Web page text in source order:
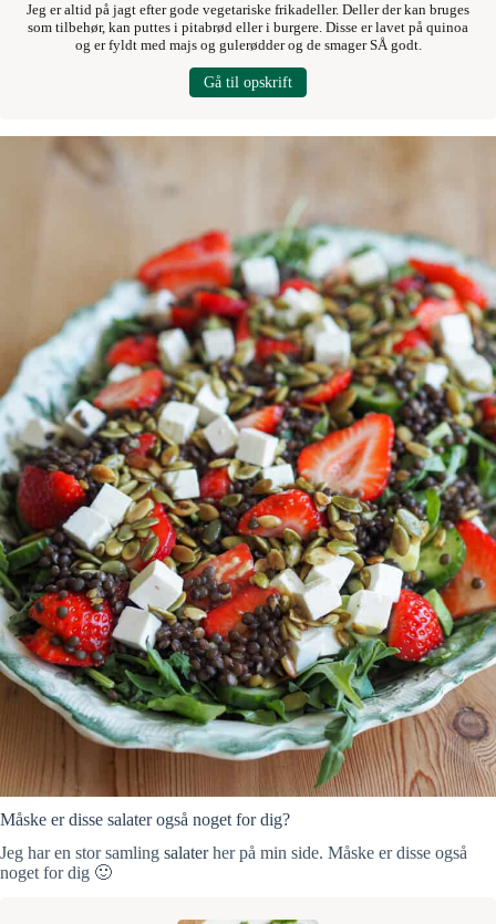
Jeg er altid på jagt efter gode vegetariske frikadeller. Deller der kan bruges
som tilbehør, kan puttes i pitabrød eller i burgere. Disse er lavet på quinoa
og er fyldt med majs og gulerødder og de smager SÅ godt.
Gå til opskrift
Måske er disse salater også noget for dig?
Jeg har en stor samling salaterher på min side. Måske er disse også
noget for dig 🙂